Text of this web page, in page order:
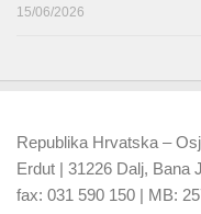
15/06/2026
Republika Hrvatska –
Erdut | 31226 Dalj, Bana
fax: 031 590 150 | MB: